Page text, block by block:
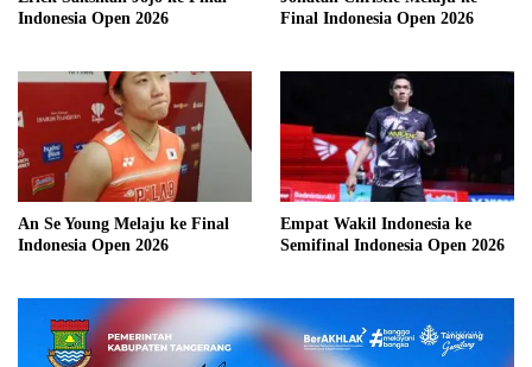
Indonesia Open 2026
Final Indonesia Open 2026
An Se Young Melaju ke Final
Indonesia Open 2026
Empat Wakil Indonesia ke
Semifinal Indonesia Open 2026